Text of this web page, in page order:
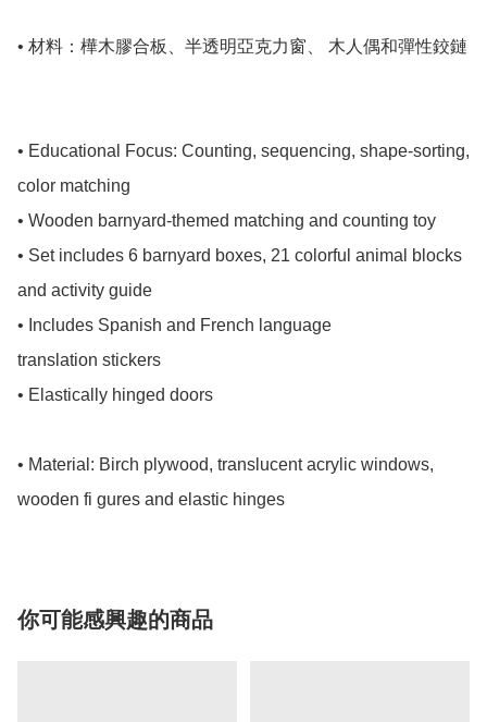
• 材料：樺木膠合板、半透明亞克力窗、 木人偶和彈性鉸鏈
• Educational Focus: Counting, sequencing, shape-sorting,
color matching
• Wooden barnyard-themed matching and counting toy
• Set includes 6 barnyard boxes, 21 colorful animal blocks
and activity guide
• Includes Spanish and French language
translation stickers
• Elastically hinged doors
• Material: Birch plywood, translucent acrylic windows,
你可能感興趣的商品